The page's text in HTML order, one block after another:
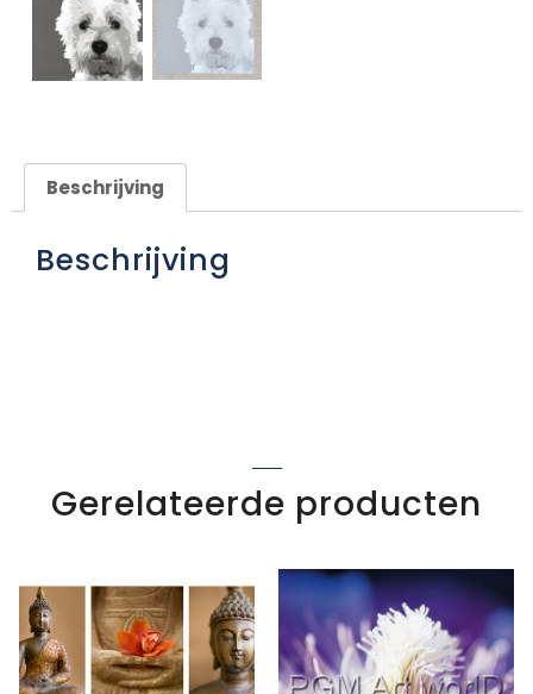
Beschrijving
Beschrijving
Gerelateerde producten